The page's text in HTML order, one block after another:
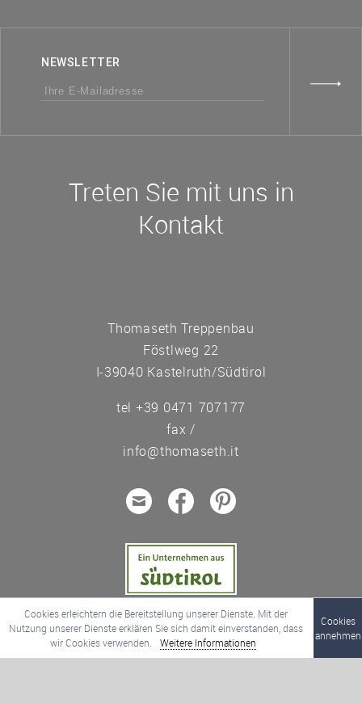
Cookies
annehmen
Cookies erleichtern die Bereitstellung unserer Dienste. Mit der
Nutzung unserer Dienste erklären Sie sich damit einverstanden, dass
wir Cookies verwenden.
Weitere Informationen
NEWSLETTER
Treten Sie mit uns in
Kontakt
Thomaseth Treppenbau
Föstlweg 22
I-39040 Kastelruth/Südtirol
tel +39 0471 707177
fax /
info@thomaseth.it